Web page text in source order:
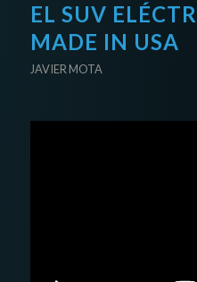
EL SUV
MADE IN USA
JAVIER MOTA